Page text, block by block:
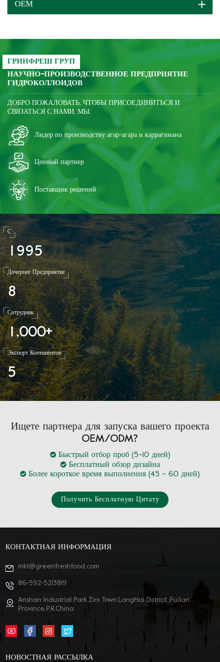
для вас и постоянно
ОЕМ
ГРИНФРЕШ ГРУП
НАУЧНО-ПРОИЗВОДСТВЕННОЕ ПРЕДПРИЯТИЕ
ГИДРОКОЛЛОИДОВ
ДОБРО ПОЖАЛОВАТЬ, ЧТОБЫ ПРИСОЕДИНИТЬСЯ И
СВЯЗАТЬСЯ С НАМИ, МЫ:
Лидер по производству агар-агара и каррагинана
Ценный партнер
Поставщик решений
С
1 995
Дочернее Предприятие
8
Сотрудник
1 ,000+
Экспорт Континентов
5
Ищете партнера для запуска вашего проекта
OEM/ODM?
Быстрый отбор проб (5~10 дней)
Бесплатный обзор дизайна
Более короткое время выполнения (45 ~ 60 дней)
Получить Бесплатную Цитату
КОНТАКТНАЯ ИНФОРМАЦИЯ
mkt@greenfreshfood.com
86-592-5213819
Anshan Industrial Park,Zini Town,LongHai District ,FuJian
Province,P.R.China
НОВОСТНАЯ РАССЫЛКА